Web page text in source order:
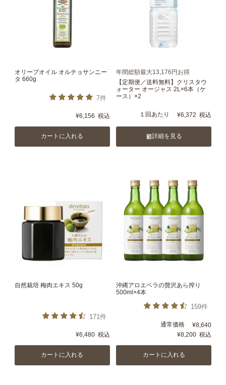
オリーブオイル オルチョサンニー
タ 660g
7件
¥6,156 税込
カートに入れる
年間総額最大13,176円お得
【定期便／送料無料】クリスタウ
ォーター オージャス 2L×6本（ケ
ース）×2
１回あたり ¥6,372 税込
詳細を見る
自然栽培 梅肉エキス 50g
171件
¥6,480 税込
カートに入れる
沖縄アロエベラの贅沢あら搾り
500ml×4本
159件
通常価格 ¥8,640
¥8,200 税込
カートに入れる